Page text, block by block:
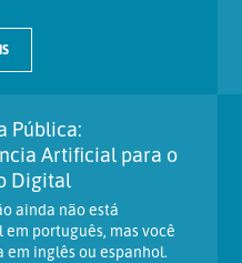
Pública:
Artificial para o
Digital
ainda não está
português, mas você
em inglês ou espanhol.